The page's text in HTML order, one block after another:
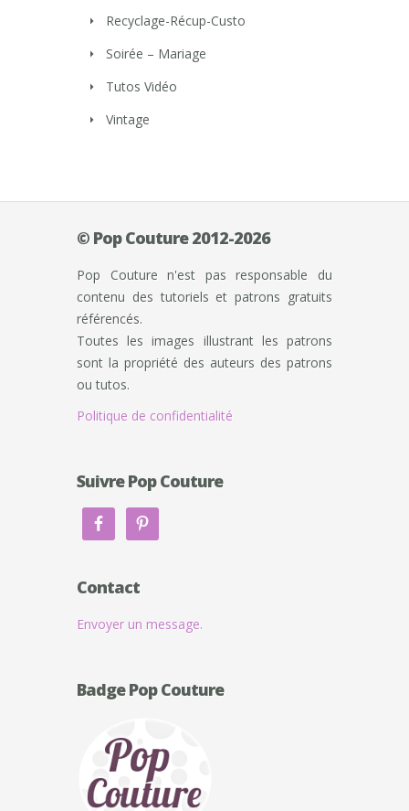
Recyclage-Récup-Custo
Soirée – Mariage
Tutos Vidéo
Vintage
© Pop Couture 2012-2026
Pop Couture n'est pas responsable du
contenu des tutoriels et patrons gratuits
référencés.
Toutes les images illustrant les patrons
sont la propriété des auteurs des patrons
ou tutos.
Politique de confidentialité
Suivre Pop Couture
Contact
Envoyer un message.
Badge Pop Couture